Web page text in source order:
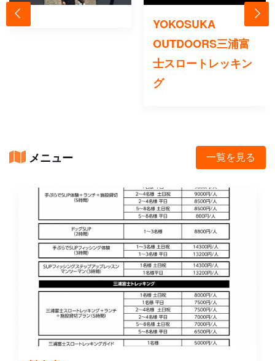
YOKOSUKA
OUTDOORS三浦富
士スロートレッキン
グ
メニュー 一覧を見る